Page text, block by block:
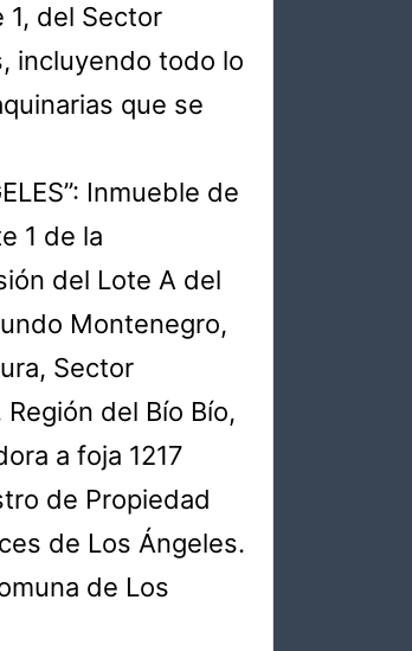
1, del Sector
incluyendo todo lo
que se
Inmueble de
1 de la
del Lote A del
Montenegro,
Sector
del Bío Bío,
a foja 1217
de Propiedad
de Los Ángeles.
de Los